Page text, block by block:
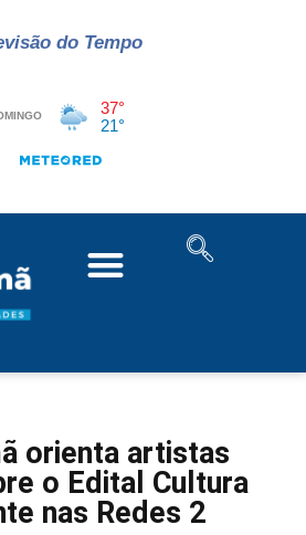
do Tempo
orienta artistas
o Edital Cultura
nas Redes 2